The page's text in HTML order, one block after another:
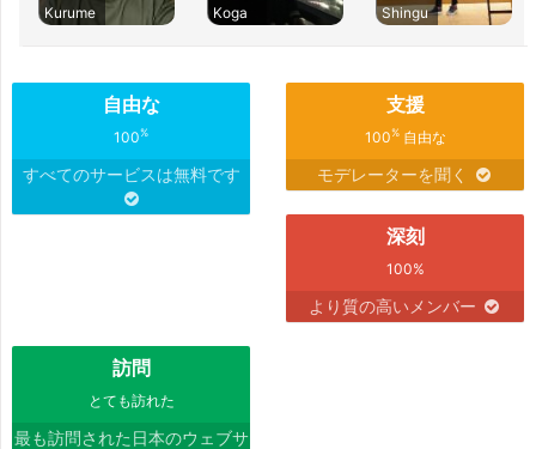
Kurume
Koga
Shingu
自由な
100%
すべてのサービスは無料です
支援
100%自由な
モデレーターを聞く
深刻
100%
より質の高いメンバー
訪問
とても訪れた
最も訪問された日本のウェブサ